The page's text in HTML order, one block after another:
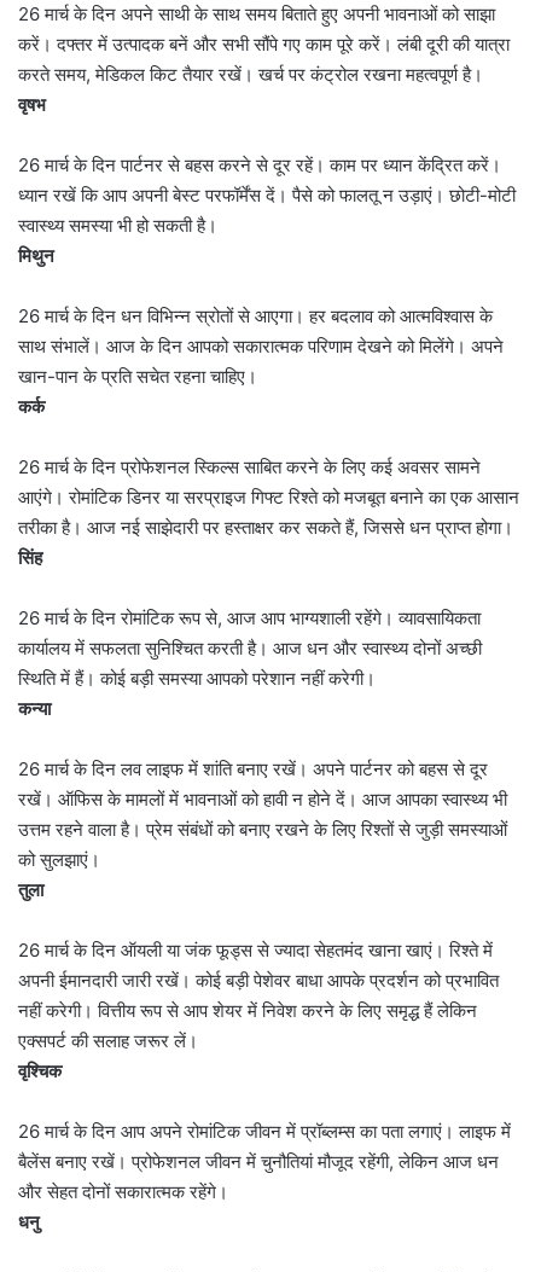
26 मार्च के दिन अपने साथी के साथ समय बिताते हुए अपनी भावनाओं को साझा
करें। दफ्तर में उत्पादक बनें और सभी सौंपे गए काम पूरे करें। लंबी दूरी की यात्रा
करते समय, मेडिकल किट तैयार रखें। खर्च पर कंट्रोल रखना महत्वपूर्ण है।
वृषभ
26 मार्च के दिन पार्टनर से बहस करने से दूर रहें। काम पर ध्यान केंद्रित करें।
ध्यान रखें कि आप अपनी बेस्ट परफॉर्मेंस दें। पैसे को फालतू न उड़ाएं। छोटी-मोटी
स्वास्थ्य समस्या भी हो सकती है।
मिथुन
26 मार्च के दिन धन विभिन्न स्रोतों से आएगा। हर बदलाव को आत्मविश्वास के
साथ संभालें। आज के दिन आपको सकारात्मक परिणाम देखने को मिलेंगे। अपने
खान-पान के प्रति सचेत रहना चाहिए।
कर्क
26 मार्च के दिन प्रोफेशनल स्किल्स साबित करने के लिए कई अवसर सामने
आएंगे। रोमांटिक डिनर या सरप्राइज गिफ्ट रिश्ते को मजबूत बनाने का एक आसान
तरीका है। आज नई साझेदारी पर हस्ताक्षर कर सकते हैं, जिससे धन प्राप्त होगा।
सिंह
26 मार्च के दिन रोमांटिक रूप से, आज आप भाग्यशाली रहेंगे। व्यावसायिकता
कार्यालय में सफलता सुनिश्चित करती है। आज धन और स्वास्थ्य दोनों अच्छी
स्थिति में हैं। कोई बड़ी समस्या आपको परेशान नहीं करेगी।
कन्या
26 मार्च के दिन लव लाइफ में शांति बनाए रखें। अपने पार्टनर को बहस से दूर
रखें। ऑफिस के मामलों में भावनाओं को हावी न होने दें। आज आपका स्वास्थ्य भी
उत्तम रहने वाला है। प्रेम संबंधों को बनाए रखने के लिए रिश्तों से जुड़ी समस्याओं
को सुलझाएं।
तुला
26 मार्च के दिन ऑयली या जंक फूड्स से ज्यादा सेहतमंद खाना खाएं। रिश्ते में
अपनी ईमानदारी जारी रखें। कोई बड़ी पेशेवर बाधा आपके प्रदर्शन को प्रभावित
नहीं करेगी। वित्तीय रूप से आप शेयर में निवेश करने के लिए समृद्ध हैं लेकिन
एक्सपर्ट की सलाह जरूर लें।
वृश्चिक
26 मार्च के दिन आप अपने रोमांटिक जीवन में प्रॉब्लम्स का पता लगाएं। लाइफ में
बैलेंस बनाए रखें। प्रोफेशनल जीवन में चुनौतियां मौजूद रहेंगी, लेकिन आज धन
और सेहत दोनों सकारात्मक रहेंगे।
धनु